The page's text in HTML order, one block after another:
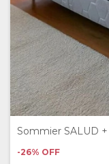
Sommier SALUD
-26% OFF